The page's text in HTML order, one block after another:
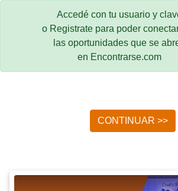
Accedé con tu usuario y
o Registrate para poder
las oportunidades que se
en Encontrarse.com
CONTINUAR >>